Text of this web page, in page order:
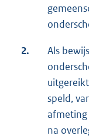
2.
Als
speld,
afmeting
na